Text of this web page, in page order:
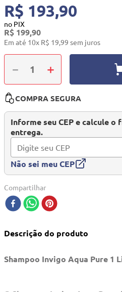
R$ 193,90
no PIX
R$ 199,90
Em até 10x R$ 19,99 sem juros
＋
－
COMPRA SEGURA
Informe seu CEP e calcule o
entrega.
Não sei meu CEP
Compartilhar
Descrição do produto
Shampoo Invigo Aqua Pure 1